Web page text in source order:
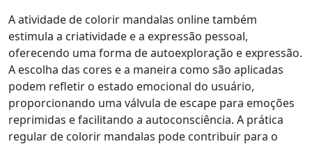
A atividade de colorir mandalas online também
estimula a criatividade e a expressão pessoal,
oferecendo uma forma de autoexploração e expressão.
A escolha das cores e a maneira como são aplicadas
podem refletir o estado emocional do usuário,
proporcionando uma válvula de escape para emoções
reprimidas e facilitando a autoconsciência. A prática
regular de colorir mandalas pode contribuir para o